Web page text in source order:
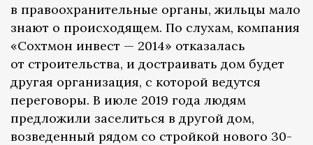
в правоохранительные органы, жильцы мало
знают о происходящем. По слухам, компания
«Сохтмон инвест — 2014» отказалась
от строительства, и достраивать дом будет
другая организация, с которой ведутся
переговоры. В июле 2019 года людям
предложили заселиться в другой дом,
возведенный рядом со стройкой нового 30-